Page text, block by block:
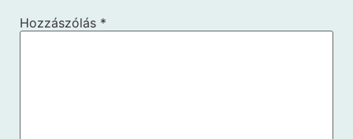
Hozzászólás *